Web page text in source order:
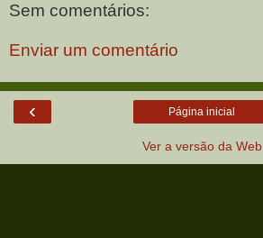
Sem comentários:
Enviar um comentário
‹ Página inicial
Ver a versão da Web